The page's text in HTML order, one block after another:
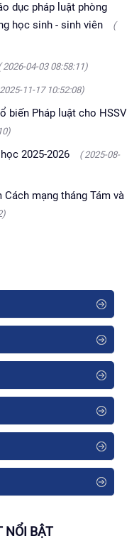
dục pháp luật phòng
học sinh - sinh viên
(
2026-04-03 08:58:11)
11-17 10:52:08)
biến Pháp luật cho HSSV
2025-2026
( 2025-08-
mạng tháng Tám và
NỔI BẬT